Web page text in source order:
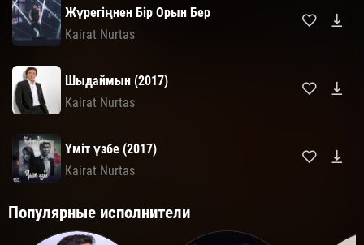
Жүрегіңнен Бір Орын Бер
Kairat Nurtas
Шыдаймын (2017)
Kairat Nurtas
Үміт үзбе (2017)
Kairat Nurtas
Популярные исполнители